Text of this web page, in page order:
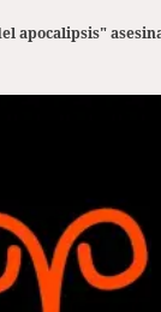
apocalipsis"